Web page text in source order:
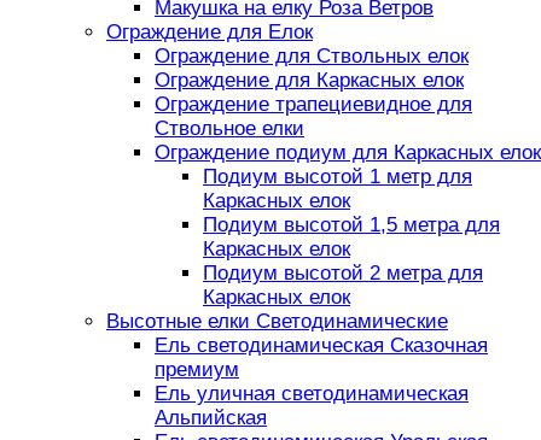
Макушка на елку Роза Ветров
Ограждение для Елок
Ограждение для Ствольных елок
Ограждение для Каркасных елок
Ограждение трапециевидное для
Ствольное елки
Ограждение подиум для Каркасных елок
Подиум высотой 1 метр для
Каркасных елок
Подиум высотой 1,5 метра для
Каркасных елок
Подиум высотой 2 метра для
Каркасных елок
Высотные елки Светодинамические
Ель светодинамическая Сказочная
премиум
Ель уличная светодинамическая
Альпийская